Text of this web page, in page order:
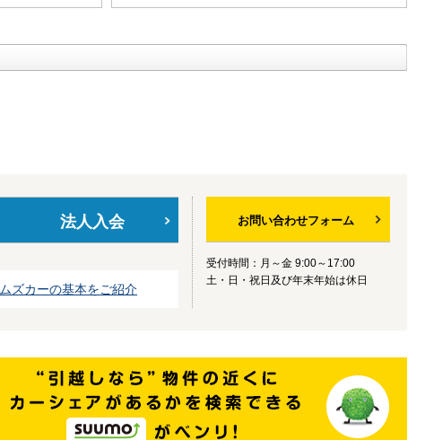
法人入会
ズカーの基本をご紹介
お問い合わせフォーム
受付時間：月～金 9:00～17:00
土・日・祝日及び年末年始は休日